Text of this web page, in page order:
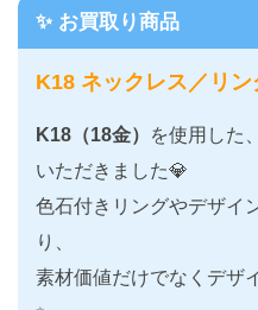
✨ お買取り商品
K18 ネックレス／リ
K18（18金）
を使用した
いただきました💎
色石付きリングやデザイ
り、
素材価値だけでなくデザ